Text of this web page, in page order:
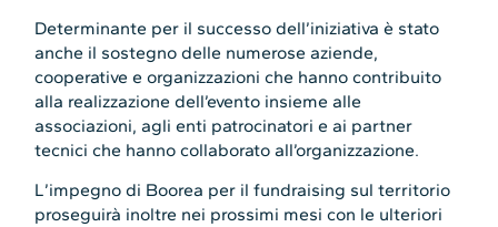
Determinante per il successo dell’iniziativa è stato
anche il sostegno delle numerose aziende,
cooperative e organizzazioni che hanno contribuito
alla realizzazione dell’evento insieme alle
associazioni, agli enti patrocinatori e ai partner
tecnici che hanno collaborato all’organizzazione.
L’impegno di Boorea per il fundraising sul territorio
proseguirà inoltre nei prossimi mesi con le ulteriori